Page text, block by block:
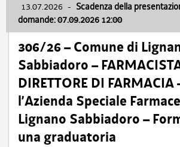
13.07.2026 - Scadenza della
domande: 07.09.2026 12:00
306/26 – Comune di
Sabbiadoro –
DIRETTORE DI FARMACIA
l’Azienda Speciale
Lignano Sabbiadoro –
una graduatoria